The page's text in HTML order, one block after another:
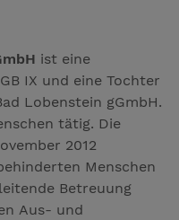
ist eine
IX und eine Tochter
Lobenstein gGmbH.
tätig. Die
2012
Menschen
Betreuung
Aus- und